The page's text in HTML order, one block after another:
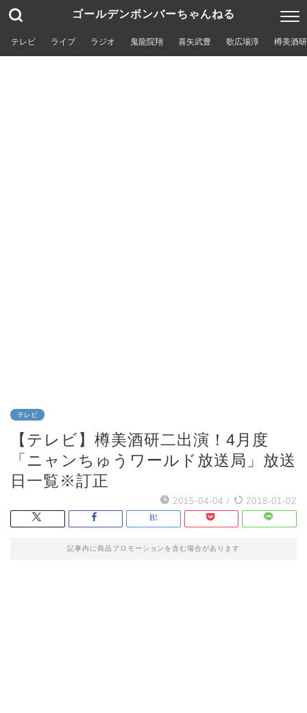
ゴールデンボンバーちゃんねる
テレビ ライブ ラジオ 鬼龍院翔 喜矢武豊 歌広場淳 樽美酒
テレビ
【テレビ】樽美酒研二出演！4月度
「ニャンちゅうワールド放送局」放送
日一覧※訂正
2015-04-04 / 2018-01-02
記事内に商品プロモーションを含む場合があります